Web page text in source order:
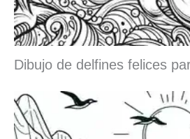
Dibujo de delfines felices